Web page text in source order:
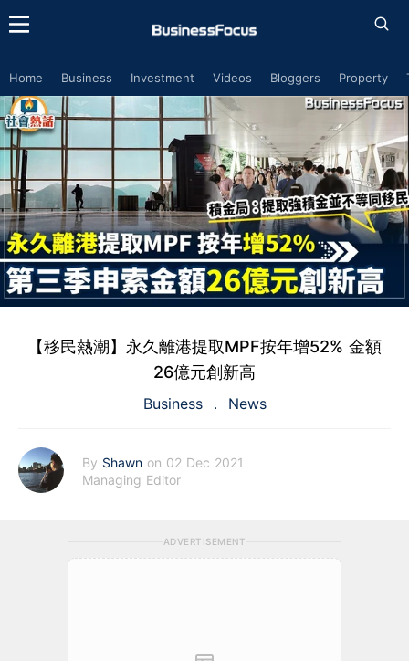
Home Business Investment Videos Bloggers Property
【移民熱潮】永久離港提取MPF按年增52% 金額
26億元創新高
Business News
By Shawn on 02 Dec 2021
Managing Editor
ADVERTISEMENT